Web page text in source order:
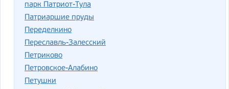
парк Патриот-Тула
Патриаршие пруды
Переделкино
Переславль-Залесский
Петриково
Петровское-Алабино
Петушки